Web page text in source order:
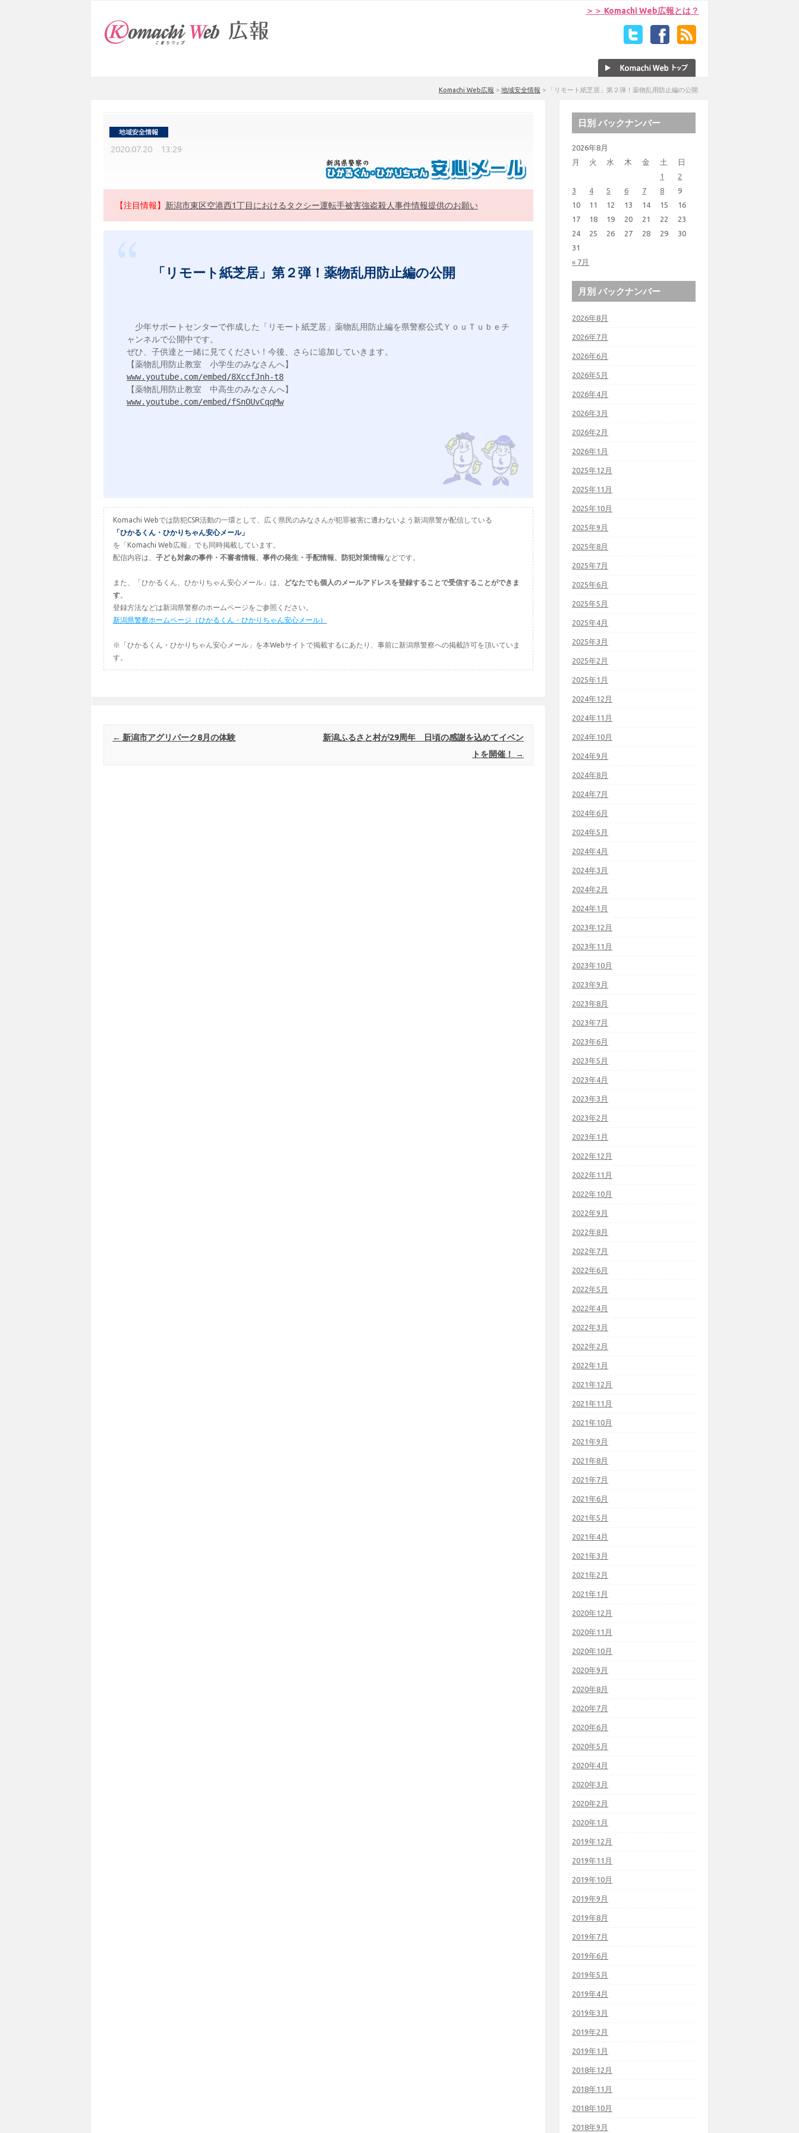
＞＞ Komachi Web広報とは？
Komachi Web広報 > 地域安全情報 > 「リモート紙芝居」第２弾！薬物乱用防止編の公開
2020.07.20 13:29
【注目情報】 新潟市東区空港西1丁目におけるタクシー運転手被害強盗殺人事件情報提供のお願い
「リモート紙芝居」第２弾！薬物乱用防止編の公開
少年サポートセンターで作成した「リモート紙芝居」薬物乱用防止編を県警察公式ＹｏｕＴｕｂｅチ
ャンネルで公開中です。
ぜひ、子供達と一緒に見てください！今後、さらに追加していきます。
www.youtube.com/embed/8XccfJnh-t8
www.youtube.com/embed/fSnOUvCqqMw
Komachi Webでは防犯CSR活動の一環として、広く県民のみなさんが犯罪被害に遭わないよう新潟県警が配信している
「ひかるくん・ひかりちゃん安心メール」
を「Komachi Web広報」でも同時掲載しています。
配信内容は、 子ども対象の事件・不審者情報、事件の発生・手配情報、防犯対策情報などです。
また、「ひかるくん、ひかりちゃん安心メール」は、
どなたでも個人のメールアドレスを登録することで受信することができま
す。
登録方法などは新潟県警察のホームページをご参照ください。
新潟県警察ホームページ（ひかるくん・ひかりちゃん安心メール）
※「ひかるくん・ひかりちゃん安心メール」を本Webサイトで掲載するにあたり、事前に新潟県警察への掲載許可を頂いていま
す。
Post navigation
← 新潟市アグリパーク8月の体験
新潟ふるさと村が29周年 日頃の感謝を込めてイベン
トを開催！
→
日別 バックナンバー
2026年8月
月
火 水 木 金 土 日
« 7月
1
2
3
4 5 6 7 8
9
10
11 12 13 14 15
16
17
18 19 20 21 22
23
24
25 26 27 28 29
30
31
月別 バックナンバー
2026年8月
2026年7月
2026年6月
2026年5月
2026年4月
2026年3月
2026年2月
2026年1月
2025年12月
2025年11月
2025年10月
2025年9月
2025年8月
2025年7月
2025年6月
2025年5月
2025年4月
2025年3月
2025年2月
2025年1月
2024年12月
2024年11月
2024年10月
2024年9月
2024年8月
2024年7月
2024年6月
2024年5月
2024年4月
2024年3月
2024年2月
2024年1月
2023年12月
2023年11月
2023年10月
2023年9月
2023年8月
2023年7月
2023年6月
2023年5月
2023年4月
2023年3月
2023年2月
2023年1月
2022年12月
2022年11月
2022年10月
2022年9月
2022年8月
2022年7月
2022年6月
2022年5月
2022年4月
2022年3月
2022年2月
2022年1月
2021年12月
2021年11月
2021年10月
2021年9月
2021年8月
2021年7月
2021年6月
2021年5月
2021年4月
2021年3月
2021年2月
2021年1月
2020年12月
2020年11月
2020年10月
2020年9月
2020年8月
2020年7月
2020年6月
2020年5月
2020年4月
2020年3月
2020年2月
2020年1月
2019年12月
2019年11月
2019年10月
2019年9月
2019年8月
2019年7月
2019年6月
2019年5月
2019年4月
2019年3月
2019年2月
2019年1月
2018年12月
2018年11月
2018年10月
2018年9月